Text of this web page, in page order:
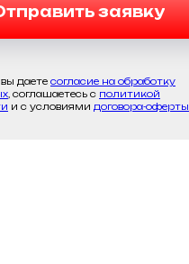
заявку
даете согласие на обработку
, соглашаетесь c политикой
и с условиями договора-оферты